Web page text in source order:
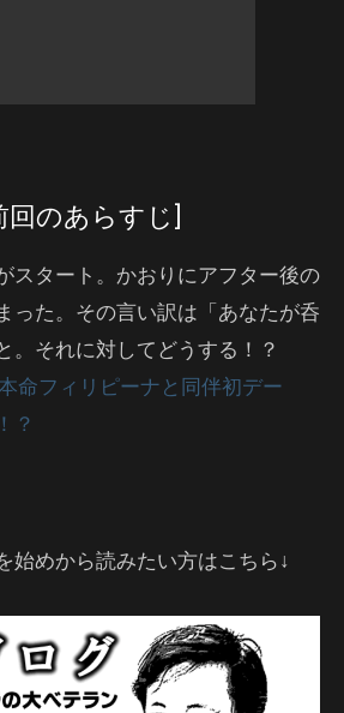
のあらすじ]
スタート。かおりにアフター後の
った。その言い訳は「あなたが呑
。それに対してどうする！？
命フィリピーナと同伴初デー
？
始めから読みたい方はこちら↓